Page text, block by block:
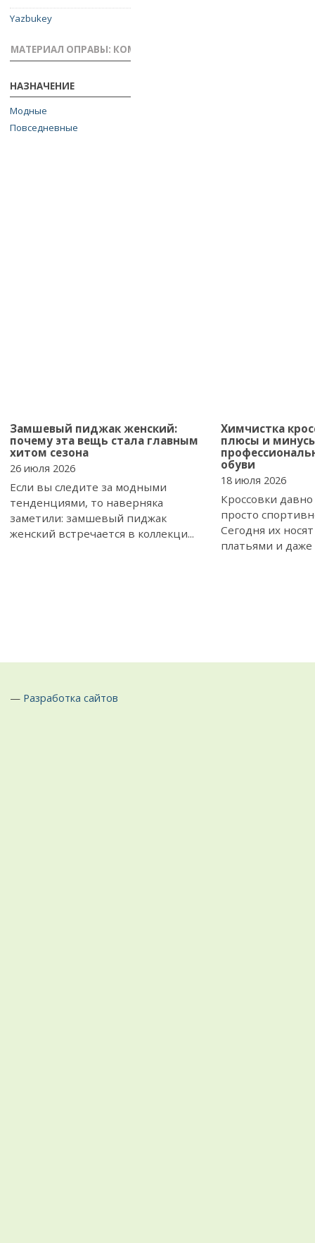
Yazbukey
МАТЕРИАЛ ОПРАВЫ: КОМБИНИРОВАННЫЕ
НАЗНАЧЕНИЕ
Модные
Повседневные
Замшевый пиджак женский:
почему эта вещь стала главным
хитом сезона
26 июля 2026
Если вы следите за модными
тенденциями, то наверняка
заметили: замшевый пиджак
женский встречается в коллекци...
Химчистка
плюсы и
обуви
18 июля 2026
Кроссовки
просто
Сегодня их
платьями и даже
— Разработка сайтов